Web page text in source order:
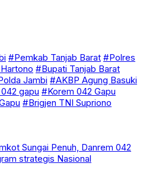
#Pemkab Tanjab Barat #Polres
#Bupati Tanjab Barat
Jambi #AKBP Agung Basuki
gapu #Korem 042 Gapu
#Brigjen TNI Supriono